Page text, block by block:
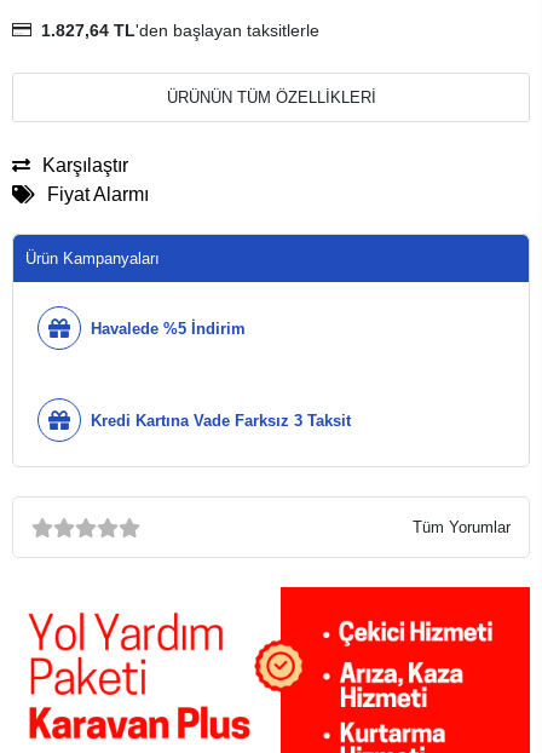
1.827,64 TL'den başlayan taksitlerle
ÜRÜNÜN TÜM ÖZELLİKLERİ
Karşılaştır
Fiyat Alarmı
Ürün Kampanyaları
Havalede %5 İndirim
Kredi Kartına Vade Farksız 3 Taksit
Tüm Yorumlar